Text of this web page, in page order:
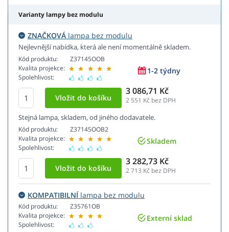
Varianty lampy bez modulu
ZNAČKOVÁ lampa bez modulu
Nejlevnější nabídka, která ale není momentálně skladem.
Kód produktu:
Kvalita projekce:
Spolehlivost:
Z37145OOB
1-2 týdny
3 086,71 Kč
2 551 Kč bez DPH
Stejná lampa, skladem, od jiného dodavatele.
Kód produktu:
Kvalita projekce:
Spolehlivost:
Z37145OOB2
Skladem
3 282,73 Kč
2 713 Kč bez DPH
KOMPATIBILNÍlampa bez modulu
Kód produktu:
Kvalita projekce:
Spolehlivost:
Z35761OB
Externí sklad